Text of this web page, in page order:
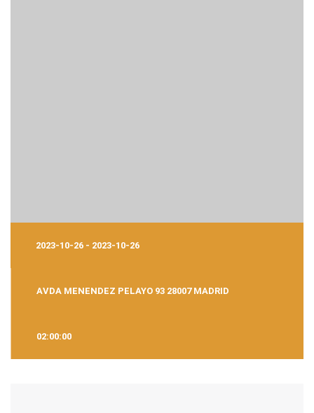
2023-10-26 - 2023-10-26
AVDA MENENDEZ PELAYO 93 28007 MADRID
02:00:00